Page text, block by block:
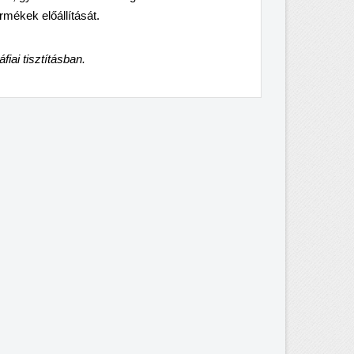
előállítását.
tisztításban.